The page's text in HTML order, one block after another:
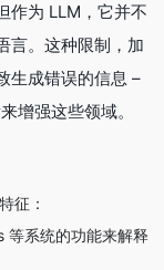
作为 LLM，它并不
言。这种限制，加
生成错误的信息 –
增强这些领域。
征：
等系统的功能来解释